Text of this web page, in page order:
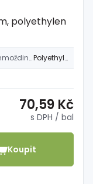
polyethylen
Materiál hmoždinky Polyethylen
70,59 Kč
s DPH / bal
Koupit